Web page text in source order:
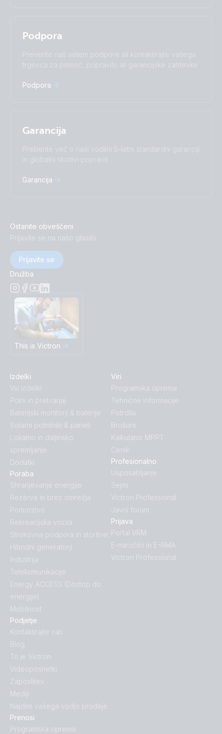
Română
Türkçe
Ελληνικά
Русский
Українська
Podpora
Preverite naš sistem podpore ali kontaktirajte vašega
trgovca za pomoč, popravilo ali garancijske zahtevke
Podpora
Garancija
Preberite več o naši vodilni 5-letni standardni garanciji
in globalni storitvi popravil.
Garancija
Ostanite obveščeni
Prijavite se na našo glasilo
Prijavite se
Družba
This is Victron
Izdelki
Vsi izdelki
Polni in pretvarjaj
Baterijski monitorji & baterije
Solarni polnilniki & paneli
Lokalno in daljinsko
spremljanje
Dodatki
Prenosi
Programska oprema
Poraba
Shranjevanje energije
Rezerva in brez omrežja
Pomorstvo
Rekreacijska vozila
Strokovna podpora in storitve:
Hibridni generatorji
Industrija
Telekomunikacije
Energy ACCESS (Dostop do
energije)
Mobilnost
Podjetje
Kontaktirajte nas
Blog
To je Victron
Videoposnetki
Zaposlitev
Mediji
Najdite vašega vodjo prodaje
Viri
Programska oprema
Tehnične informacije
Potrdila
Brošure
Kalkulator MPPT
Cenik
Profesionalno
Usposabljanje
Sejmi
Victron Professional
Javni forum
Prijava
Portal VRM
E-naročilo in E-RMA
Victron Professional